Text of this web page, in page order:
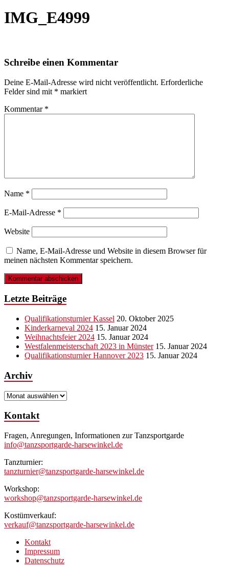
IMG_E4999
Schreibe einen Kommentar
Deine E-Mail-Adresse wird nicht veröffentlicht. Erforderliche
Felder sind mit * markiert
Kommentar *
Name *
E-Mail-Adresse *
Website
Name, E-Mail-Adresse und Website in diesem Browser für
meinen nächsten Kommentar speichern.
Letzte Beiträge
Qualifikationsturnier Kassel 20. Oktober 2025
Kinderkarneval 2024 15. Januar 2024
Weihnachtsfeier 2024 15. Januar 2024
Westfalenmeisterschaft 2023 in Münster 15. Januar 2024
Qualifikationsturnier Hannover 2023 15. Januar 2024
Archiv
Archiv
Kontakt
Fragen, Anregungen, Informationen zur Tanzsportgarde
info@tanzsportgarde-harsewinkel.de
Tanzturnier:
tanzturnier@tanzsportgarde-harsewinkel.de
Workshop:
workshop@tanzsportgarde-harsewinkel.de
Kostümverkauf:
verkauf@tanzsportgarde-harsewinkel.de
Kontakt
Impressum
Datenschutz